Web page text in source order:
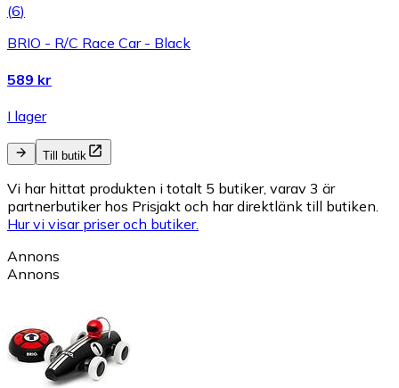
(6)
BRIO - R/C Race Car - Black
589 kr
I lager
Till butik
Vi har hittat produkten i totalt 5 butiker, varav 3 är
partnerbutiker hos Prisjakt och har direktlänk till butiken.
Hur vi visar priser och butiker.
Annons
Annons